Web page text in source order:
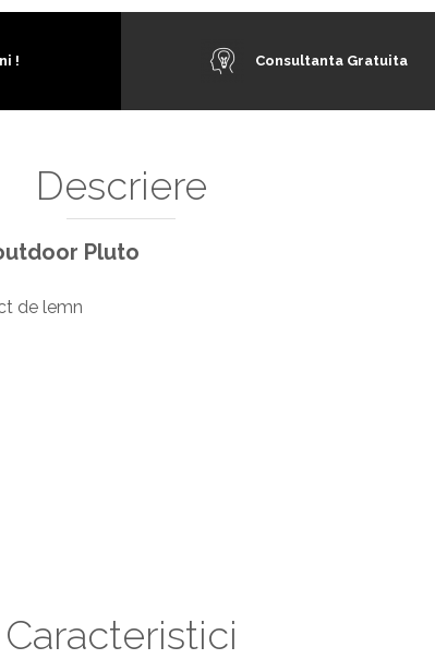
! Consultanta Gratuita
Descriere
Pluto
de lemn
Caracteristici